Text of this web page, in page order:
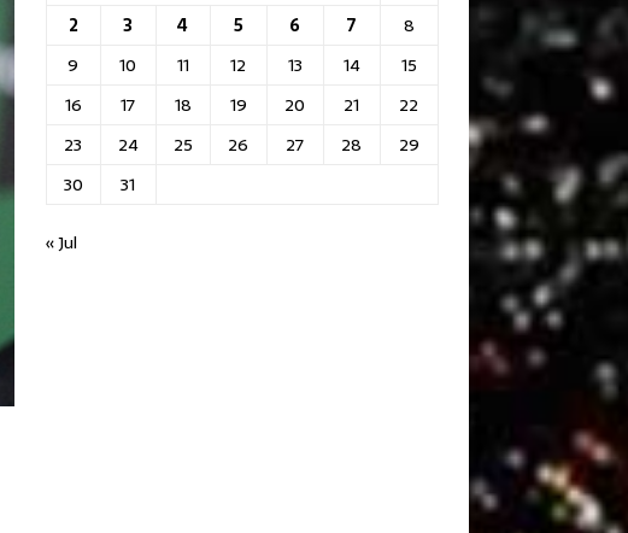
2
3 4 5 6 7
8
9
10 11 12 13 14
15
16
17 18 19 20 21
22
23
24 25 26 27 28
29
30
31
« Jul